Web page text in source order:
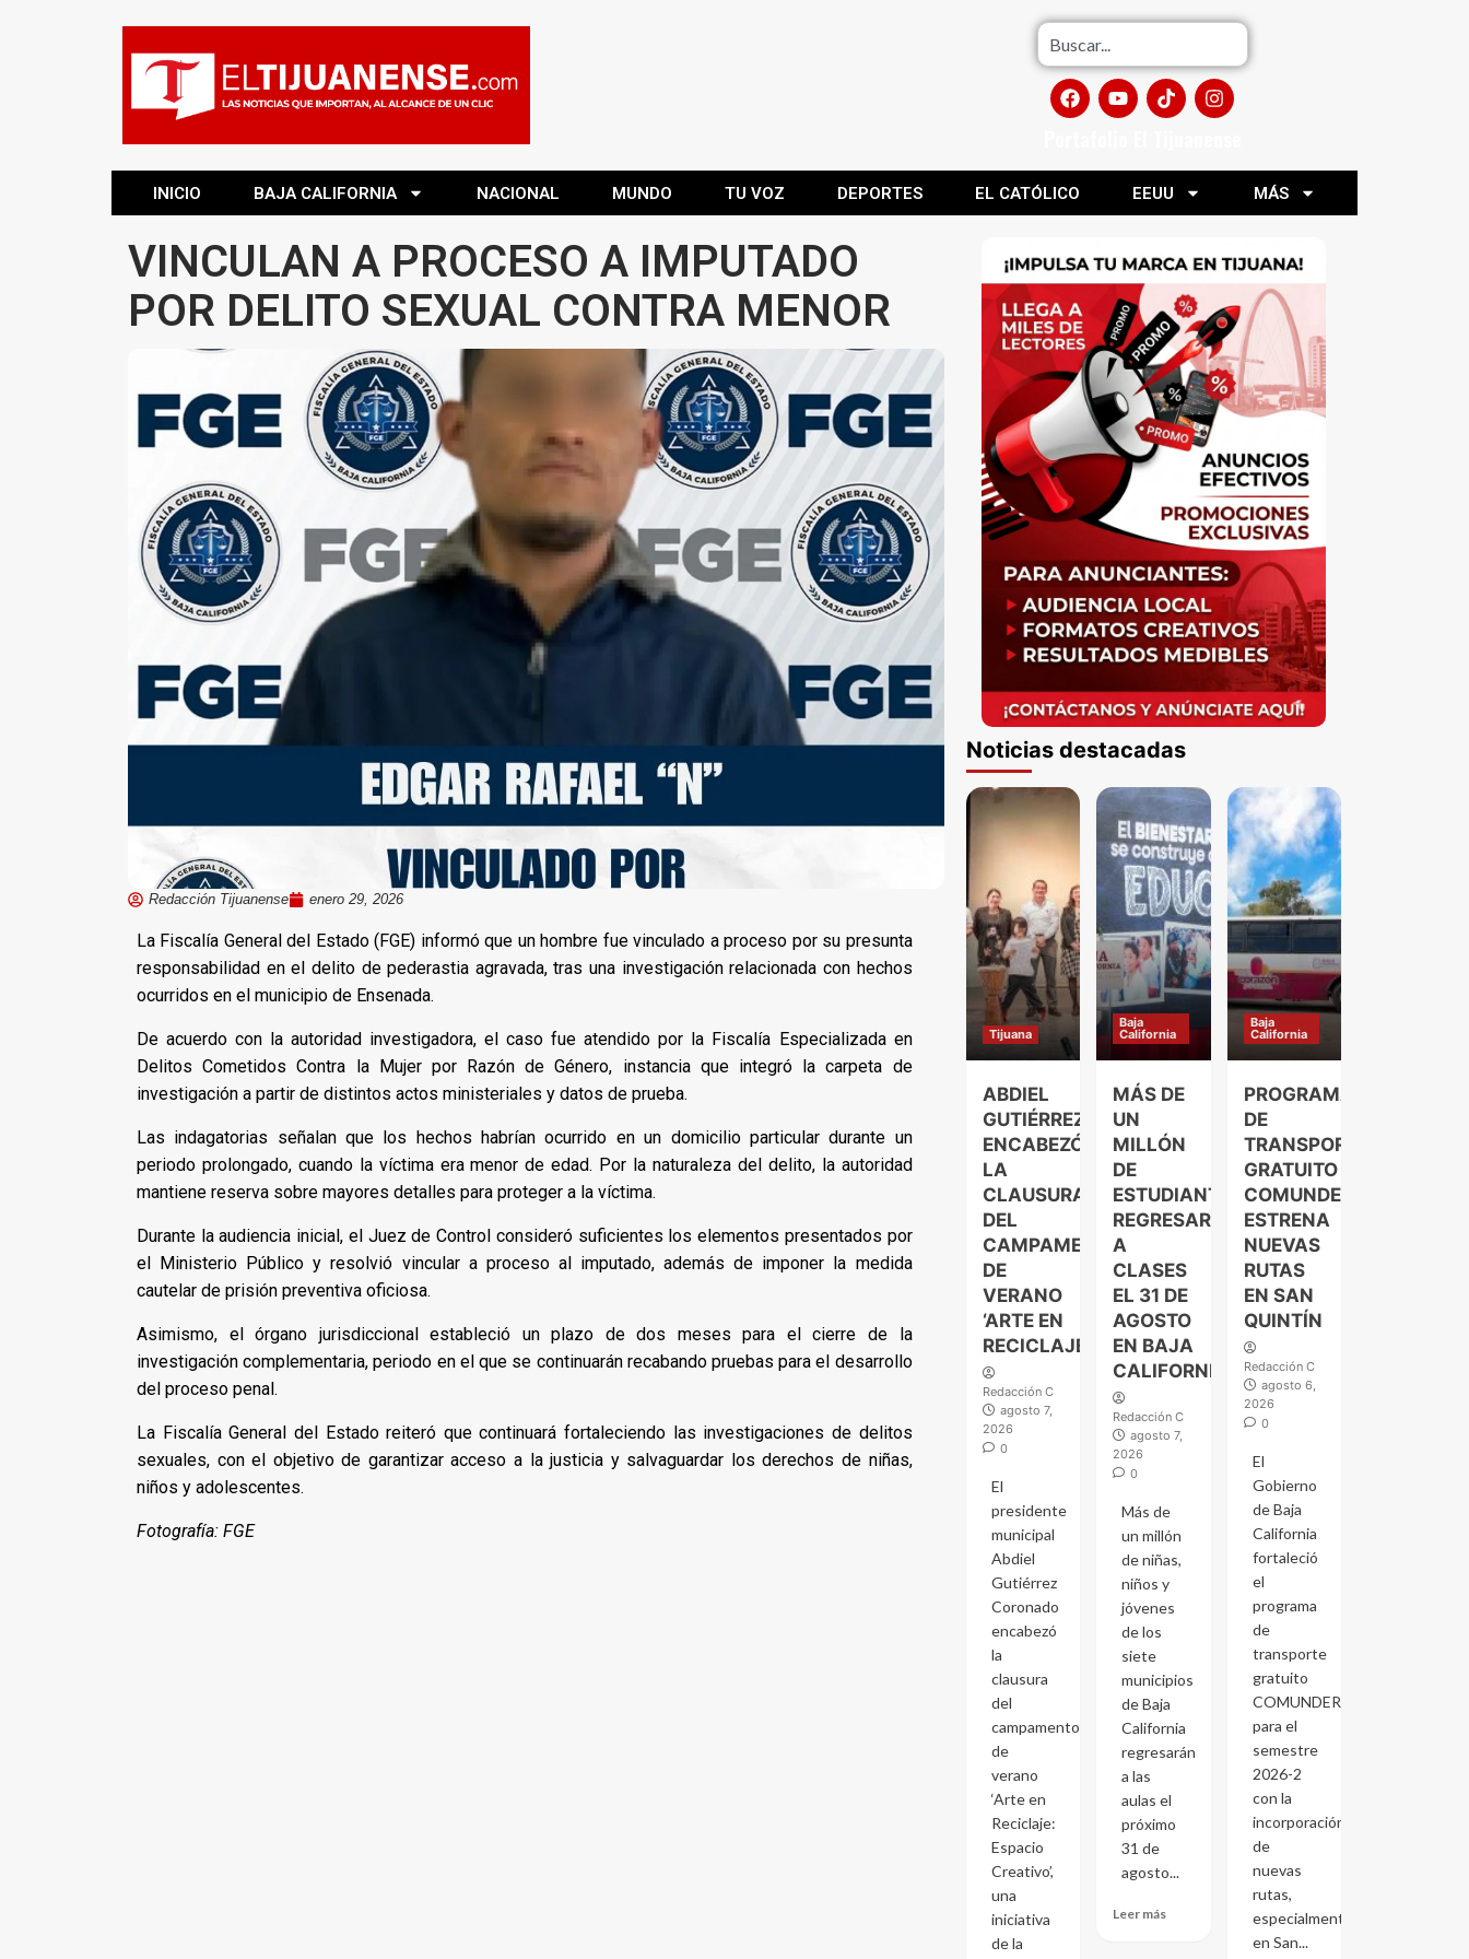
INICIO BAJA CALIFORNIA NACIONAL MUNDO TU VOZ DEPORTES EL CATÓLICO EEUU MÁS
VINCULAN A PROCESO A IMPUTADO
POR DELITO SEXUAL CONTRA MENOR
Redacción Tijuanense enero 29, 2026
La Fiscalía General del Estado (FGE) informó que un hombre fue vinculado a proceso por su presunta
responsabilidad en el delito de pederastia agravada, tras una investigación relacionada con hechos
ocurridos en el municipio de Ensenada.
De acuerdo con la autoridad investigadora, el caso fue atendido por la Fiscalía Especializada en
Delitos Cometidos Contra la Mujer por Razón de Género, instancia que integró la carpeta de
investigación a partir de distintos actos ministeriales y datos de prueba.
Las indagatorias señalan que los hechos habrían ocurrido en un domicilio particular durante un
periodo prolongado, cuando la víctima era menor de edad. Por la naturaleza del delito, la autoridad
mantiene reserva sobre mayores detalles para proteger a la víctima.
Durante la audiencia inicial, el Juez de Control consideró suficientes los elementos presentados por
el Ministerio Público y resolvió vincular a proceso al imputado, además de imponer la medida
cautelar de prisión preventiva oficiosa.
Asimismo, el órgano jurisdiccional estableció un plazo de dos meses para el cierre de la
investigación complementaria, periodo en el que se continuarán recabando pruebas para el desarrollo
del proceso penal.
La Fiscalía General del Estado reiteró que continuará fortaleciendo las investigaciones de delitos
sexuales, con el objetivo de garantizar acceso a la justicia y salvaguardar los derechos de niñas,
niños y adolescentes.
Fotografía: FGE
Noticias destacadas
Tijuana
ABDIEL
GUTIÉRREZ
ENCABEZÓ
LA
CLAUSURA
DEL
CAMPAMENTO
DE
VERANO
‘ARTE EN
RECICLAJE’
Redacción C
agosto 7,
2026
0
El
presidente
municipal
Abdiel
Gutiérrez
Coronado
encabezó
la
clausura
del
campamento
de
verano
‘Arte en
Reciclaje:
Espacio
Creativo’,
una
iniciativa
de la
Baja
California
MÁS DE
UN
MILLÓN
DE
ESTUDIANTES
REGRESARÁN
A
CLASES
EL 31 DE
AGOSTO
EN BAJA
CALIFORNIA
Redacción C
agosto 7,
2026
0
Más de
un millón
de niñas,
niños y
jóvenes
de los
siete
municipios
de Baja
California
regresarán
a las
aulas el
próximo
31 de
agosto...
Leer más
Baja
California
PROGRAMA
DE
TRANSPORTE
GRATUITO
COMUNDER
ESTRENA
NUEVAS
RUTAS
EN SAN
QUINTÍN
Redacción C
agosto 6,
2026
0
El
Gobierno
de Baja
California
fortaleció
el
programa
de
transporte
gratuito
COMUNDER
para el
semestre
2026-2
con la
incorporación
de
nuevas
rutas,
especialmente
en San...